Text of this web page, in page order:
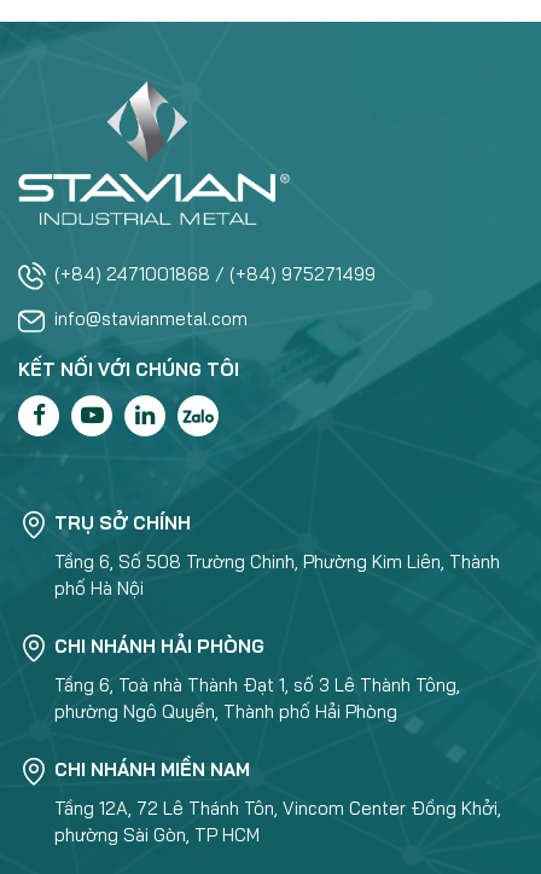
(+84) 2471001868 / (+84) 975271499
info@stavianmetal.com
KẾT NỐI VỚI CHÚNG TÔI
TRỤ SỞ CHÍNH
Tầng 6, Số 508 Trường Chinh, Phường Kim Liên, Thành
phố Hà Nội
CHI NHÁNH HẢI PHÒNG
Tầng 6, Toà nhà Thành Đạt 1, số 3 Lê Thành Tông,
phường Ngô Quyền, Thành phố Hải Phòng
CHI NHÁNH MIỀN NAM
Tầng 12A, 72 Lê Thánh Tôn, Vincom Center Đồng Khởi,
phường Sài Gòn, TP HCM